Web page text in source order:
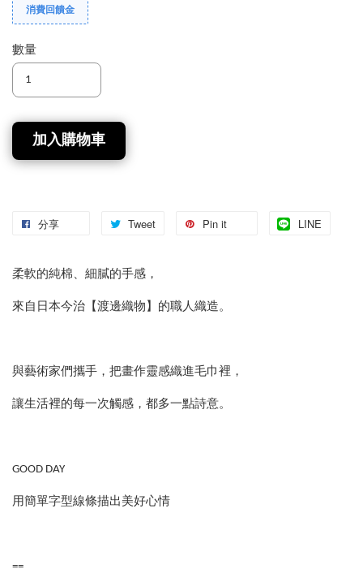
消費回饋金
數量
加入購物車
分享 Tweet Pin it LINE
柔軟的純棉、細膩的手感，
來自日本今治【渡邊織物】的職人織造。
與藝術家們攜手，把畫作靈感織進毛巾裡，
讓生活裡的每一次觸感，都多一點詩意。
GOOD DAY
用簡單字型線條描出美好心情
==